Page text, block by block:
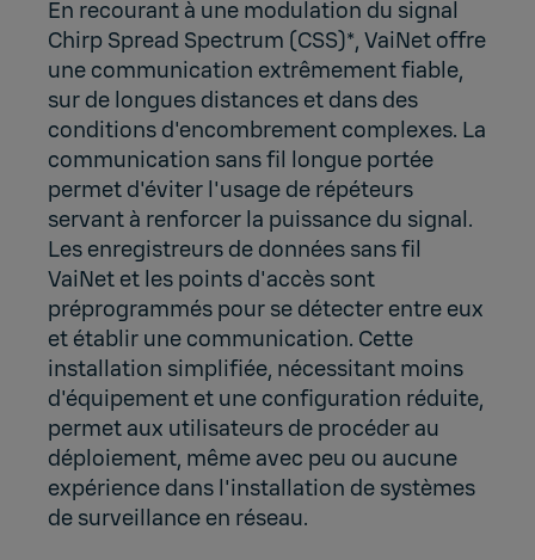
En recourant à une modulation du signal
Chirp Spread Spectrum (CSS)*, VaiNet offre
une communication extrêmement fiable,
sur de longues distances et dans des
conditions d'encombrement complexes. La
communication sans fil longue portée
permet d'éviter l'usage de répéteurs
servant à renforcer la puissance du signal.
Les enregistreurs de données sans fil
VaiNet et les points d'accès sont
préprogrammés pour se détecter entre eux
et établir une communication. Cette
installation simplifiée, nécessitant moins
d'équipement et une configuration réduite,
permet aux utilisateurs de procéder au
déploiement, même avec peu ou aucune
expérience dans l'installation de systèmes
de surveillance en réseau.